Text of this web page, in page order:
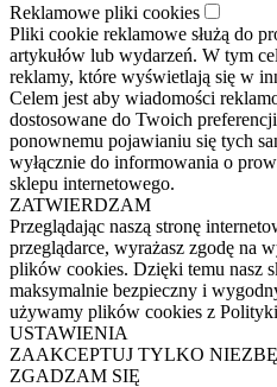
Reklamowe pliki cookies
Pliki cookie reklamowe służą do
artykułów lub wydarzeń. W tym
reklamy, które wyświetlają się w
Celem jest aby wiadomości
dostosowane do Twoich
ponownemu pojawianiu się tych
wyłącznie do informowania o
sklepu internetowego.
ZATWIERDZAM
Przeglądając naszą stronę
przeglądarce, wyrażasz zgodę na
plików cookies. Dzięki temu nasz
maksymalnie bezpieczny i
używamy plików cookies z
USTAWIENIA
ZAAKCEPTUJ TYLKO
ZGADZAM SIĘ